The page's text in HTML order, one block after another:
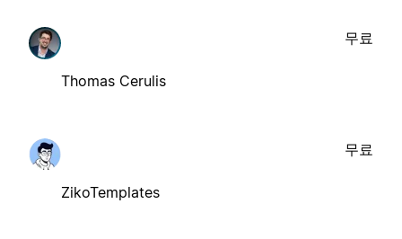
Thomas Cerulis
무료
ZikoTemplates
무료